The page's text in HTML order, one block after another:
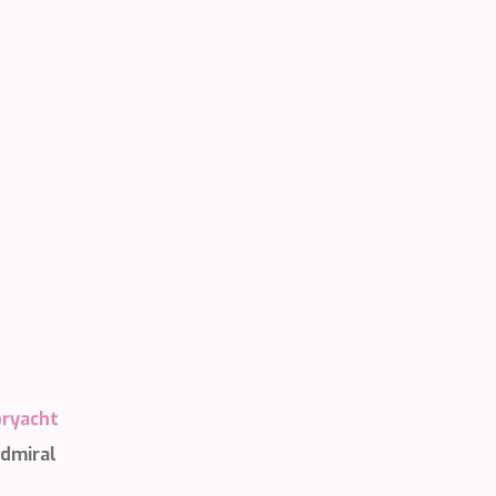
des